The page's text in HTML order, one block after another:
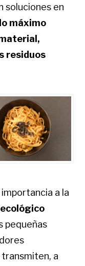
soluciones en
máximo
residuos
a la
pequeñas
a